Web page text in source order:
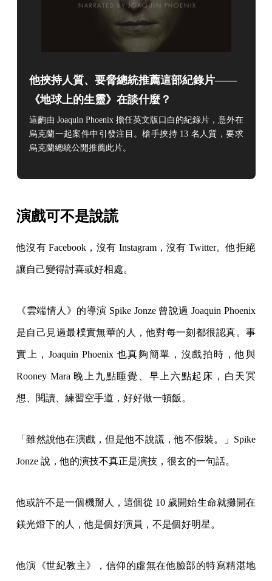
他挾持人質、要脅總統推薦這部紀錄片——
《地球上的生靈》在談什麼？
這齣由 Joaquin Phoenix 擔任英文版口白的紀錄片，意外在
烏克蘭一起案件中引發注目。槍手挾持 13 名人質，要求
烏克蘭總統公開推薦此片。
演戲可不是說謊
他沒有 Facebook，沒有 Instagram，沒有 Twitter。他拒絕
讓自己變得討喜或好相處。
《雲端情人》的導演 Spike Jonze 曾說過 Joaquin Phoenix
是自己見過最樸實無華的人，他對每一刻都很認真。事
實上，Joaquin Phoenix 也真夠簡單，沒戲拍時，他與
Rooney Mara 晚上九點睡覺、早上六點起床，白天冥
想、閱讀、練習空手道，好好做一頓飯。
「雖然說他在演戲，但是他不說謊，他不假裝。」Spike
Jonze 說，他的演技不真正是演技，很玄的一句話。
他或許不是一個機掰人，這個從 10 歲開始生命就攤開在
鎂光燈下的人，他是個好演員，不是個好明星。
他演《世紀教主》，信仰的虛無在他臉部的特寫精湛地